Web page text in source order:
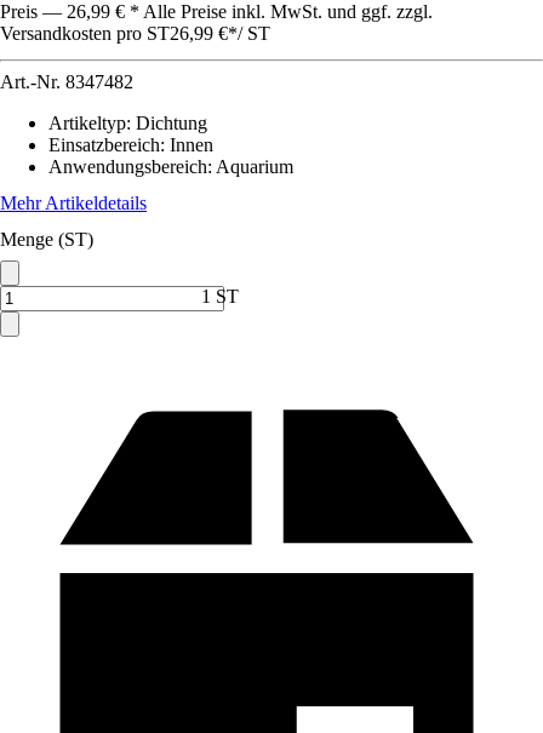
Preis — 26,99 € * Alle Preise inkl. MwSt. und ggf. zzgl.
Versandkosten pro ST26,99 €*/ ST
Art.-Nr. 8347482
Artikeltyp: Dichtung
Einsatzbereich: Innen
Anwendungsbereich: Aquarium
Mehr Artikeldetails
Menge (ST)
1 ST